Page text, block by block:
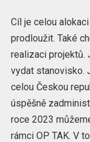
Cíl je celou
prodloužit. Také
realizaci projektů.
vydat stanovisko.
celou Českou
úspěšně
roce 2023
rámci OP TAK. V